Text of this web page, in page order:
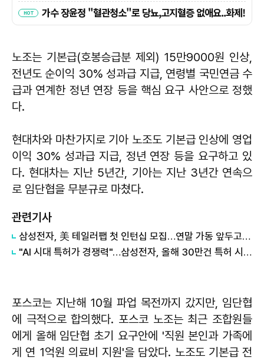
노조는 기본급(호봉승급분 제외) 15만9000원 인상,
전년도 순이익 30% 성과급 지급, 연령별 국민연금 수
급과 연계한 정년 연장 등을 핵심 요구 사안으로 정했
다.
현대차와 마찬가지로 기아 노조도 기본급 인상에 영업
이익 30% 성과급 지급, 정년 연장 등을 요구하고 있
다. 현대차는 지난 5년간, 기아는 지난 3년간 연속으
로 임단협을 무분규로 마쳤다.
관련기사
삼성전자, 美 테일러팹 첫 인턴십 모집…연말 가동 앞두고 '인재 선점' 총력
"AI 시대 특허가 경쟁력"…삼성전자, 올해 30만건 특허 시대 연다
포스코는 지난해 10월 파업 목전까지 갔지만, 임단협
에 극적으로 합의했다. 포스코 노조는 최근 조합원들
에게 올해 임단협 초기 요구안에 '직원 본인과 가족에
게 연 1억원 의료비 지원'을 담았다. 노조도 기본급 전